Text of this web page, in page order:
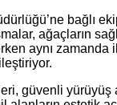
bağlı
ağaçların
aynı zamanda
güvenli yürüyüş